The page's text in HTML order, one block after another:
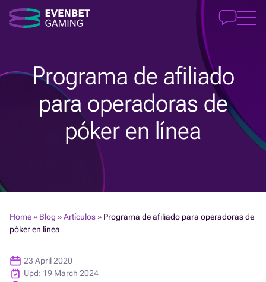
Programa de afiliado
para operadoras de
póker en línea
Home» Blog »Artículos» Programa de afiliado para operadoras de
póker en línea
23 April 2020
Upd: 19 March 2024